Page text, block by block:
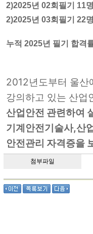
2)2025년 02회필기 11
2)2025년 03회필기 22
누적 2025년 필기 합격
2012년도부터 울산
강의하고 있는 산업
산업안전 관련하여
기계안전기술사,산
안전관리 자격증을
첨부파일